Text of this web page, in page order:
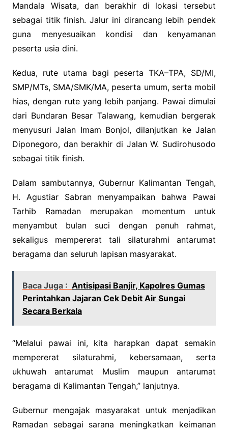
Mandala Wisata, dan berakhir di lokasi tersebut
sebagai titik finish. Jalur ini dirancang lebih pendek
guna menyesuaikan kondisi dan kenyamanan
peserta usia dini.
Kedua, rute utama bagi peserta TKA–TPA, SD/MI,
SMP/MTs, SMA/SMK/MA, peserta umum, serta mobil
hias, dengan rute yang lebih panjang. Pawai dimulai
dari Bundaran Besar Talawang, kemudian bergerak
menyusuri Jalan Imam Bonjol, dilanjutkan ke Jalan
Diponegoro, dan berakhir di Jalan W. Sudirohusodo
sebagai titik finish.
Dalam sambutannya, Gubernur Kalimantan Tengah,
H. Agustiar Sabran menyampaikan bahwa Pawai
Tarhib Ramadan merupakan momentum untuk
menyambut bulan suci dengan penuh rahmat,
sekaligus mempererat tali silaturahmi antarumat
beragama dan seluruh lapisan masyarakat.
Baca Juga : Antisipasi Banjir, Kapolres Gumas
Perintahkan Jajaran Cek Debit Air Sungai
Secara Berkala
“Melalui pawai ini, kita harapkan dapat semakin
mempererat silaturahmi, kebersamaan, serta
ukhuwah antarumat Muslim maupun antarumat
beragama di Kalimantan Tengah,” lanjutnya.
Gubernur mengajak masyarakat untuk menjadikan
Ramadan sebagai sarana meningkatkan keimanan